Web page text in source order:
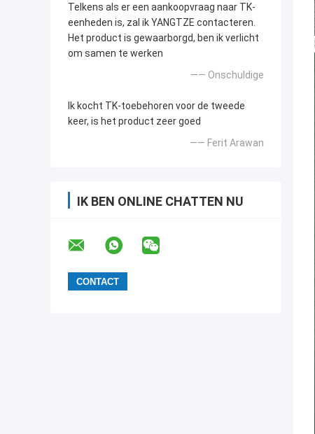
Telkens als er een aankoopvraag naar TK-
eenheden is, zal ik YANGTZE contacteren.
Het product is gewaarborgd, ben ik verlicht
om samen te werken
—— Onschuldige
Ik kocht TK-toebehoren voor de tweede
keer, is het product zeer goed
—— Ferit Arawan
IK BEN ONLINE CHATTEN NU